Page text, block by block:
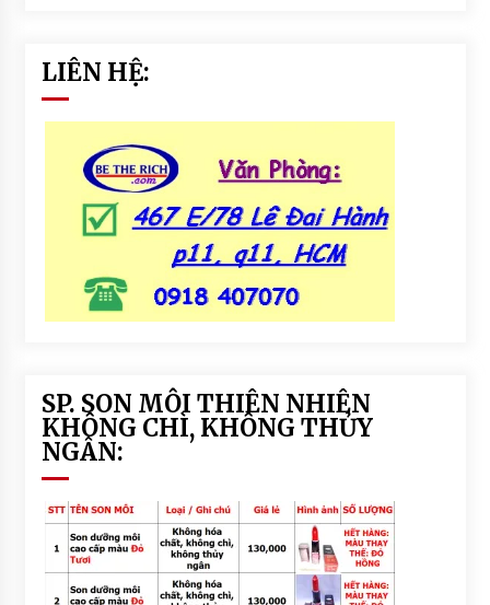
LIÊN HỆ:
SP. SON MÔI THIÊN NHIÊN
KHÔNG CHÌ, KHÔNG THỦY
NGÂN: